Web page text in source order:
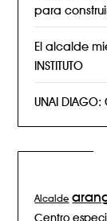
para
El alcalde
INSTITUTO
UNAI
Alcalde
Centro